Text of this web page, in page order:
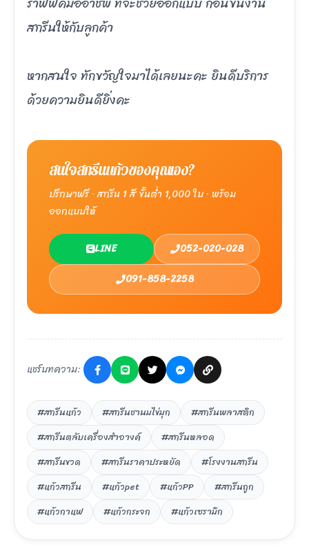
สกรีนให้กับลูกค้า
หากสนใจ ทักขวัญใจมาได้เลยนะคะ ยินดีบริการ
ด้วยความยินดียิ่งคะ
สนใจสกรีนแก้วของคุณเอง?
ปรึกษาฟรี · สกรีน 1 สี ขั้นต่ำ 1,000 ใบ · พร้อม
ออกแบบให้
LINE
052-020-028
091-858-2258
แชร์บทความ:
#สกรีนแก้ว #สกรีนชานมไข่มุก
#สกรีนพลาสติก
#สกรีนตลับเครื่องสำอางค์
#สกรีนหลอด
#สกรีนขวด
#สกรีนราคาประหยัด
#โรงงานสกรีน
#แก้วสกรีน
#แก้วpet #แก้วPP
#สกรีนถูก
#แก้วกาแฟ
#แก้วกระจก #แก้วเซรามิก